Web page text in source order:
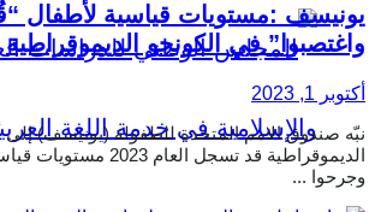
يونيسف :مستويات قياسية لأطفال
واغتصبوا” في الكونجو الديموقراطية
أكتوبر 1, 2023
نبّه صندوق الامم المتحدة للطفولة (يونيسف) إلى
الديموقراطية قد تسجل
وجرحوا ...